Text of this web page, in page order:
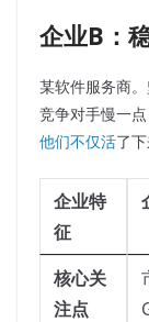
企业B：
某软件服务商
竞争对手慢一
他们不仅活了
企业特
征
核心关
注点